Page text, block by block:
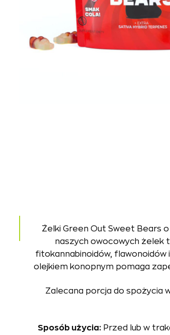
Żelki Green Out Sweet Bears
naszych owocowych żelek
fitokannabinoidów, flawonoidów
olejkiem konopnym pomaga
Zalecana porcja do spożycia
Sposób użycia: Przed lub w